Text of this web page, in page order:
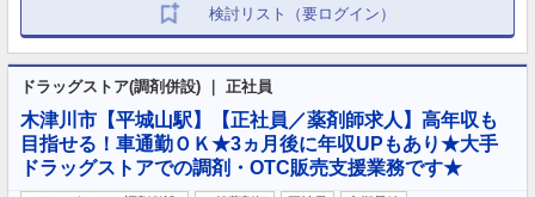
検討リスト（要ログイン）
ドラッグストア(調剤併設) ｜ 正社員
木津川市【平城山駅】【正社員／薬剤師求人】高年収も
目指せる！車通勤ＯＫ★3ヵ月後に年収UPもあり★大手
ドラッグストアでの調剤・OTC販売支援業務です★